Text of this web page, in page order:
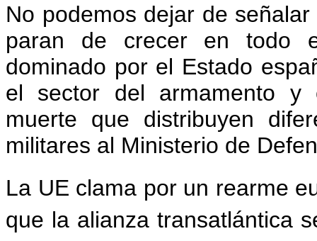
No podemos dejar de
paran de crecer en todo
dominado por el Estado
el sector del armamento y
muerte que distribuyen
militares al Ministerio de
La UE clama por un rearme
que la alianza transatlántica